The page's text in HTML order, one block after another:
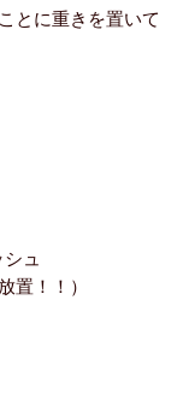
とに重きを置いて
ュ
置！！）